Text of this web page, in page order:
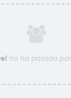
no ha pasado